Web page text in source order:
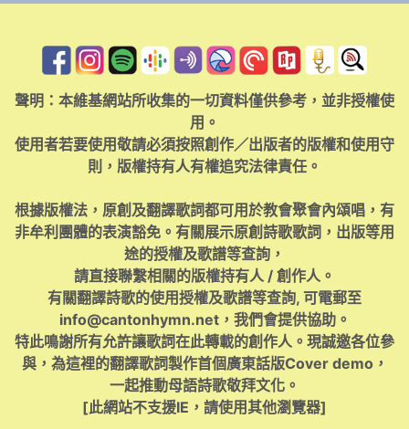
聲明：本維基網站所收集的一切資料僅供參考，並非授權使
用。
使用者若要使用敬請必須按照創作／出版者的版權和使用守
則，版權持有人有權追究法律責任。
根據版權法，原創及翻譯歌詞都可用於教會聚會內頌唱，有
非牟利團體的表演豁免。有關展示原創詩歌歌詞，出版等用
途的授權及歌譜等查詢，
請直接聯繫相關的版權持有人 / 創作人。
有關翻譯詩歌的使用授權及歌譜等查詢, 可電郵至
info@cantonhymn.net，我們會提供協助。
特此鳴謝所有允許讓歌詞在此轉載的創作人。現誠邀各位參
與，為這裡的翻譯歌詞製作首個廣東話版Cover demo，
一起推動母語詩歌敬拜文化。
[此網站不支援IE，請使用其他瀏覽器]